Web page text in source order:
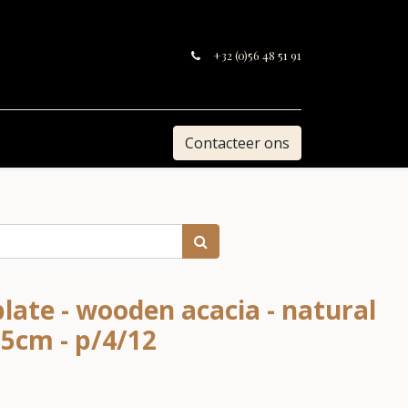
+32 (0)56 48 51 91
Contacteer ons
- wooden acacia - natural
- p/4/12